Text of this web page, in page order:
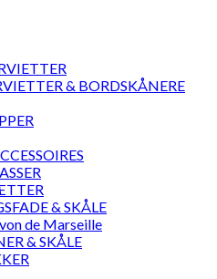
& BORDSKÅNERE
& SKÅLE
de Marseille
& SKÅLE